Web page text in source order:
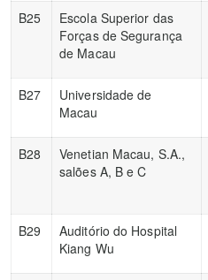
B25
Escola Superior das
Forças de Segurança
de Macau
B27
Universidade de
Macau
B28
Venetian Macau, S.A.,
salões A, B e C
B29
Auditório do Hospital
Kiang Wu